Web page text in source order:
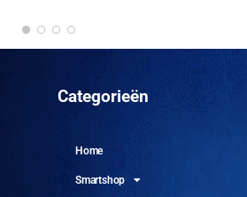
Categorieën
Home
Smartshop